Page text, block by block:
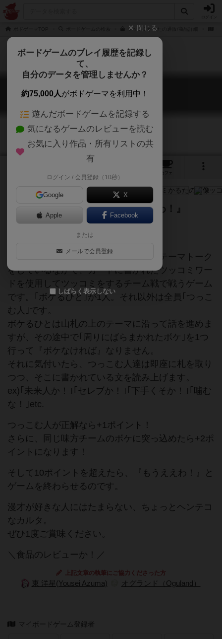
ツッコミかるたの通販/商品詳細
ツッコミかるた
Tsukkomi Karuta
カフェ
『なんでやねん！』は『もうええわ！』
ゲームマーケット2017秋（東京）
ツッコミかるたは、カードに書かれたテーマトーク
をしているなかで、カードに書かれたツッコミワー
ドを使用してツッコミをするチーム戦で戦うゲーム
です。｢ボケるひと｣が1人。それ以外は全員｢つっこ
む人｣です。
ボケるひとは山札の上のテーマに沿って話を進めま
すが、その途中で｢周りにばらまかれたボケ｣を1つ
行って『ボケなければ』なりません。
それに気付いたら、つっこむ人達は即座に札を取り
つつ、そこに書かれている文を読み上げます。
ex)｢未来人か！｣｢セレブか！｣｢下手くそか！｣｢噛む
な！｣etc.
つっこむ人が正解なら+1ポイント！
さらに、同じ味方チームのボケに突っ込めたら+2ポ
イントになります！
そして10ポイントを超えたら、『もうええわ！』と
ゲームを終わらせるのです。
漫才が好きな人にはたまらない、ちょっとヘンテコ
なカルタ。
ぜひ1度ご賞味ください。
＼食品のレビューか！／
上記文章の執筆にご協力くださった方
東 洋星(Yousei Azuma) オグランド（Oguland）
マイボードゲーム登録者
閉じる
ボードゲームのプレイ履歴を記録し
て、
自分のデータを管理しませんか？
約75,000人がボドゲーマを利用中！
遊んだボードゲームを記録する
気になるゲームのレビューを読む
お気に入り作品・所有リストの共
有
ログイン / 会員登録（10秒）
Google X
Apple Facebook
または
メールで会員登録
しばらく表示しない